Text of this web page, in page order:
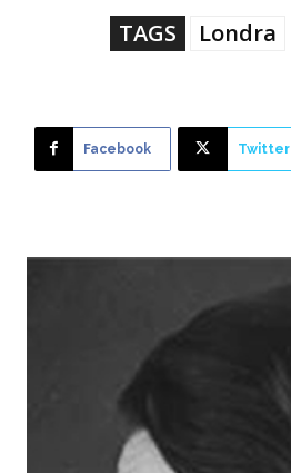
TAGS Londra
Facebook Twitter